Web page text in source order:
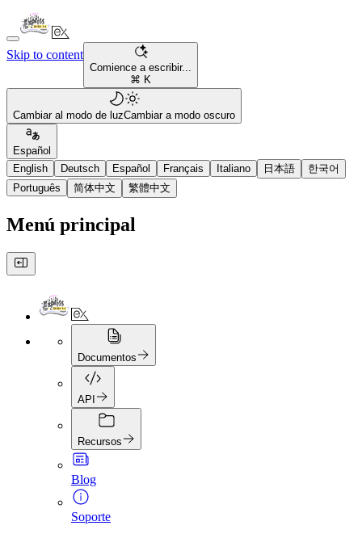
Skip to content
Comience a escribir...
⌘ K
Cambiar al modo de luzCambiar a modo oscuro
Español
English
Deutsch Español Français Italiano 日本語
한국어
Português
简体中文 繁體中文
Menú principal
Documentos
API
Recursos
Blog
Soporte